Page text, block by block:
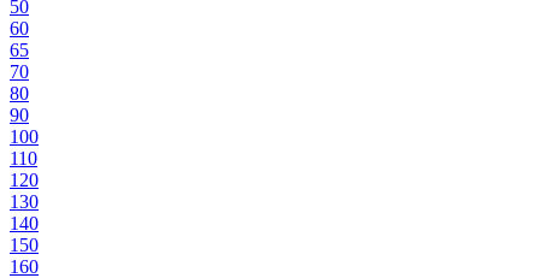
50
60
65
70
80
90
100
110
120
130
140
150
160